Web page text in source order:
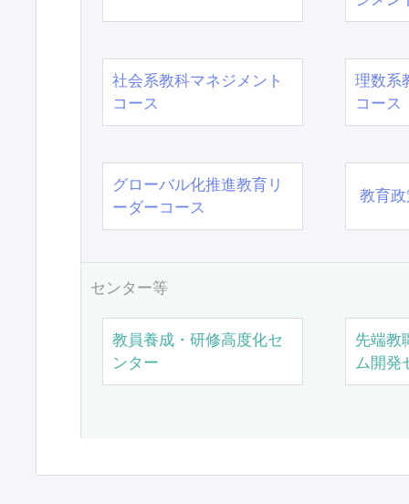
社会系教科マネジメント
コース
理数系
コース
グローバル化推進教育リ
ーダーコース
教育
センター等
教員養成・研修高度化セ
ンター
先端教
ム開発